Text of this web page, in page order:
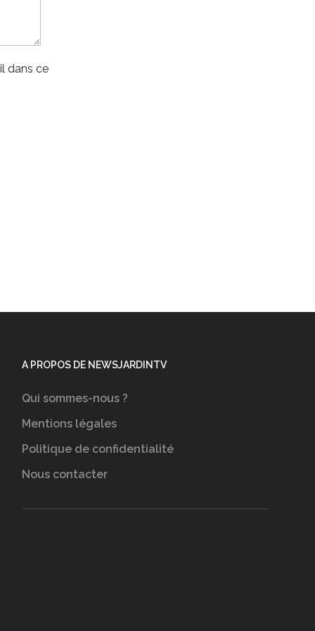
dans ce
A PROPOS DE NEWSJARDINTV
Qui sommes-nous ?
Mentions légales
Politique de confidentialité
Nous contacter